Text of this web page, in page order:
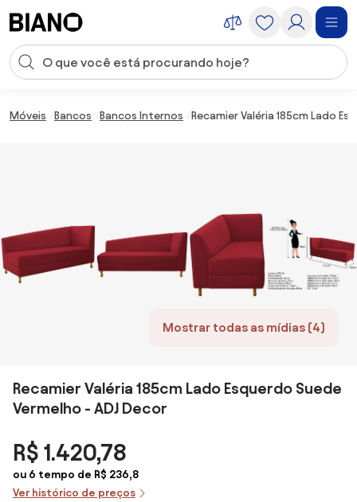
Entrada de pesquisa
Móveis Bancos Bancos Internos Recamier Valéria 185cm Lado
Mostrar todas as mídias (4)
Recamier Valéria 185cm Lado Esquerdo Suede
Vermelho - ADJ Decor
R$ 1.420,78
ou 6 tempo de R$ 236,8
Ver histórico de preços